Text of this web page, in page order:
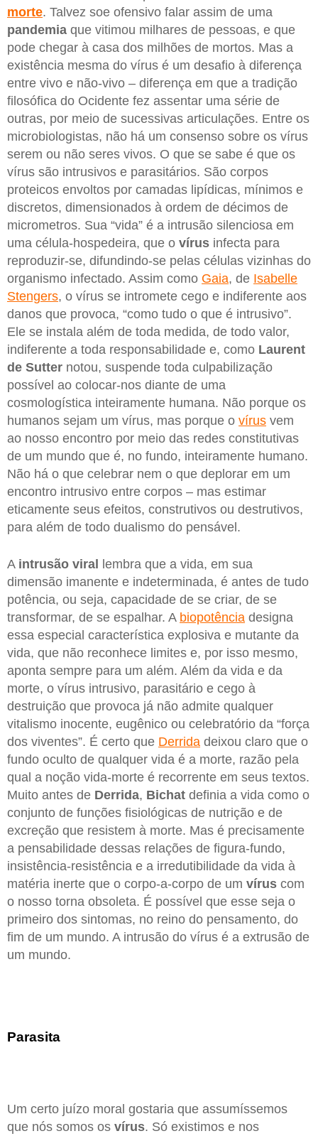
morte. Talvez soe ofensivo falar assim de uma
pandemia que vitimou milhares de pessoas, e que
pode chegar à casa dos milhões de mortos. Mas a
existência mesma do vírus é um desafio à diferença
entre vivo e não-vivo – diferença em que a tradição
filosófica do Ocidente fez assentar uma série de
outras, por meio de sucessivas articulações. Entre os
microbiologistas, não há um consenso sobre os vírus
serem ou não seres vivos. O que se sabe é que os
vírus são intrusivos e parasitários. São corpos
proteicos envoltos por camadas lipídicas, mínimos e
discretos, dimensionados à ordem de décimos de
micrometros. Sua “vida” é a intrusão silenciosa em
uma célula-hospedeira, que o vírus infecta para
reproduzir-se, difundindo-se pelas células vizinhas do
organismo infectado. Assim como Gaia, de Isabelle
Stengers, o vírus se intromete cego e indiferente aos
danos que provoca, “como tudo o que é intrusivo”.
Ele se instala além de toda medida, de todo valor,
indiferente a toda responsabilidade e, como Laurent
de Sutter notou, suspende toda culpabilização
possível ao colocar-nos diante de uma
cosmologística inteiramente humana. Não porque os
humanos sejam um vírus, mas porque o vírus vem
ao nosso encontro por meio das redes constitutivas
de um mundo que é, no fundo, inteiramente humano.
Não há o que celebrar nem o que deplorar em um
encontro intrusivo entre corpos – mas estimar
eticamente seus efeitos, construtivos ou destrutivos,
para além de todo dualismo do pensável.
A intrusão viral lembra que a vida, em sua
dimensão imanente e indeterminada, é antes de tudo
potência, ou seja, capacidade de se criar, de se
transformar, de se espalhar. A biopotência designa
essa especial característica explosiva e mutante da
vida, que não reconhece limites e, por isso mesmo,
aponta sempre para um além. Além da vida e da
morte, o vírus intrusivo, parasitário e cego à
destruição que provoca já não admite qualquer
vitalismo inocente, eugênico ou celebratório da “força
dos viventes”. É certo que Derrida deixou claro que o
fundo oculto de qualquer vida é a morte, razão pela
qual a noção vida-morte é recorrente em seus textos.
Muito antes de Derrida, Bichat definia a vida como o
conjunto de funções fisiológicas de nutrição e de
excreção que resistem à morte. Mas é precisamente
a pensabilidade dessas relações de figura-fundo,
insistência-resistência e a irredutibilidade da vida à
matéria inerte que o corpo-a-corpo de um vírus com
o nosso torna obsoleta. É possível que esse seja o
primeiro dos sintomas, no reino do pensamento, do
fim de um mundo. A intrusão do vírus é a extrusão de
um mundo.
Parasita
Um certo juízo moral gostaria que assumíssemos
que nós somos os vírus. Só existimos e nos